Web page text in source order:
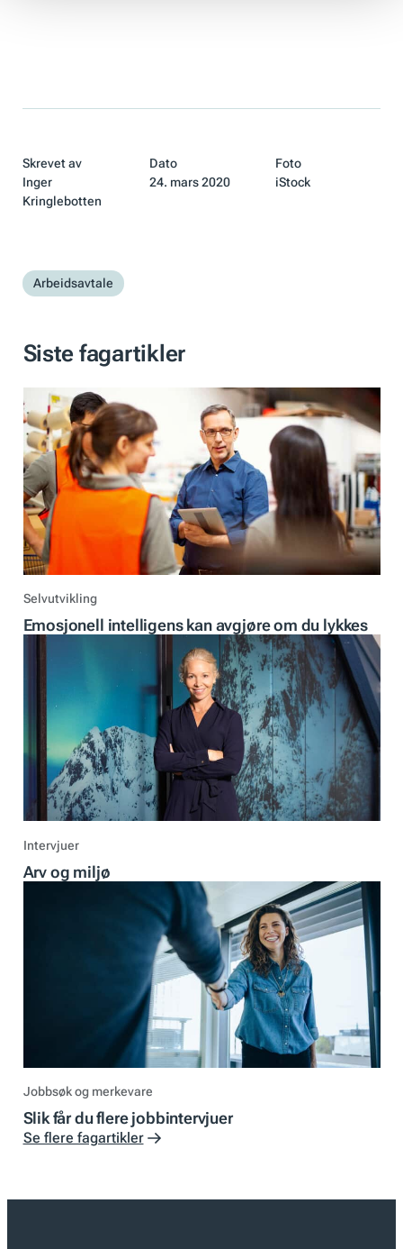
Skrevet av
Inger
Kringlebotten
Dato
24. mars 2020
Foto
iStock
Arbeidsavtale
Siste fagartikler
Selvutvikling
Emosjonell intelligens kan avgjøre om du lykkes
Intervjuer
Arv og miljø
Jobbsøk og merkevare
Slik får du flere jobbintervjuer
Se flere fagartikler